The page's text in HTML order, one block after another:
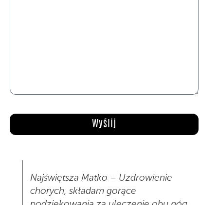
Najświętsza Matko – Uzdrowienie
chorych, składam gorące